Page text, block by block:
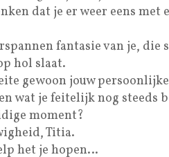
dat je er weer eens
fantasie van je, die
hol slaat.
gewoon jouw
wat je feitelijk nog steeds
moment?
Titia.
het je hopen…